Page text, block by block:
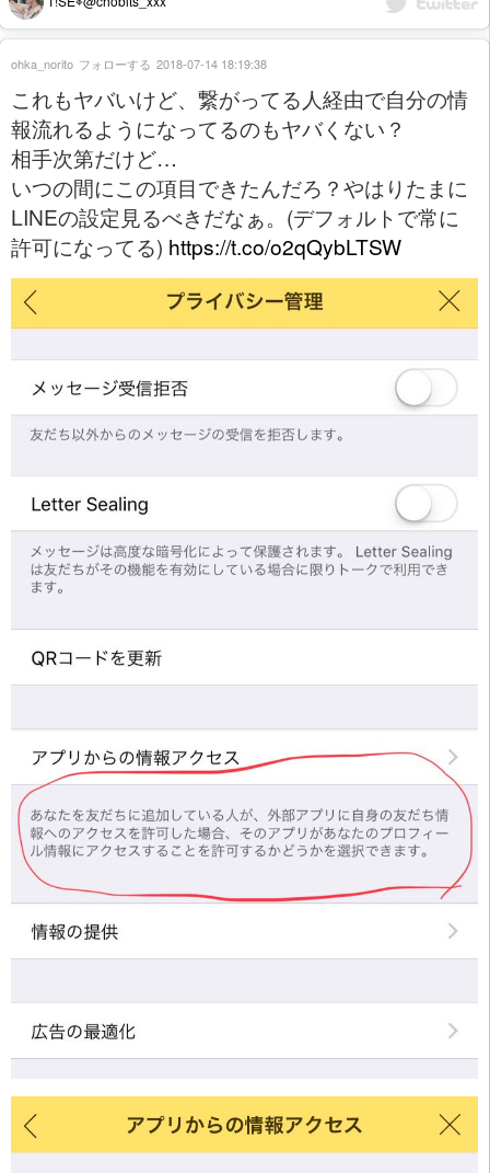
これもヤバいけど、繋がってる人経由で自分の情
報流れるようになってるのもヤバくない？
相手次第だけど…
いつの間にこの項目できたんだろ？やはりたまに
LINEの設定見るべきだなぁ。(デフォルトで常に
許可になってる) https://t.co/o2qQybLTSW
ohka_norito フォローする 2018-07-14 18:19:38